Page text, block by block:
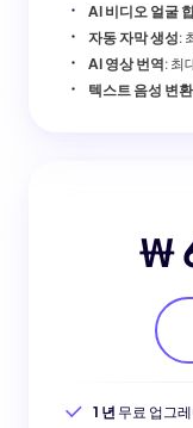
AI 비디오 얼굴
자동 자막 생성:
AI 영상 번역: 최
텍스트 음성 변환
₩
1 년 무료 업그